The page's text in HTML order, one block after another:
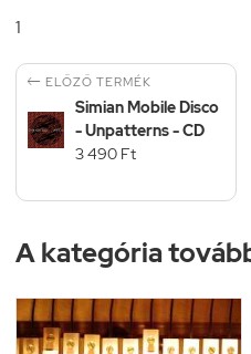
1
 ELŐZŐ TERMÉK
Simian Mobile Disco
- Unpatterns - CD
3 490 Ft
A kategória